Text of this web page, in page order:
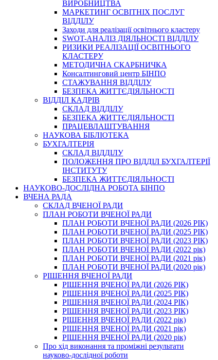
ВИРОБНИЦТВА
МАРКЕТИНГ ОСВІТНІХ ПОСЛУГ
ВІДДІЛУ
Заходи для реалізації освітнього кластеру
SWOT-АНАЛІЗ ДІЯЛЬНОСТІ ВІДДІЛУ
РИЗИКИ РЕАЛІЗАЦІЇ ОСВІТНЬОГО
КЛАСТЕРУ
МЕТОДИЧНА СКАРБНИЧКА
Консалтинговий центр БІНПО
СТАЖУВАННЯ ВІДДІЛУ
БЕЗПЕКА ЖИТТЄДІЯЛЬНОСТІ
ВІДДІЛ КАДРІВ
СКЛАД ВІДДІЛУ
БЕЗПЕКА ЖИТТЄДІЯЛЬНОСТІ
ПРАЦЕВЛАШТУВАННЯ
НАУКОВА БІБЛІОТЕКА
БУХГАЛТЕРІЯ
СКЛАД ВІДДІЛУ
ПОЛОЖЕННЯ ПРО ВІДДІЛ БУХГАЛТЕРІЇ
ІНСТИТУТУ
БЕЗПЕКА ЖИТТЄДІЯЛЬНОСТІ
НАУКОВО-ДОСЛІДНА РОБОТА БІНПО
ВЧЕНА РАДА
СКЛАД ВЧЕНОЇ РАДИ
ПЛАН РОБОТИ ВЧЕНОЇ РАДИ
ПЛАН РОБОТИ ВЧЕНОЇ РАДИ (2026 РІК)
ПЛАН РОБОТИ ВЧЕНОЇ РАДИ (2025 РІК)
ПЛАН РОБОТИ ВЧЕНОЇ РАДИ (2023 РІК)
ПЛАН РОБОТИ ВЧЕНОЇ РАДИ (2022 рік)
ПЛАН РОБОТИ ВЧЕНОЇ РАДИ (2021 рік)
ПЛАН РОБОТИ ВЧЕНОЇ РАДИ (2020 рік)
РІШЕННЯ ВЧЕНОЇ РАДИ
РІШЕННЯ ВЧЕНОЇ РАДИ (2026 РІК)
РІШЕННЯ ВЧЕНОЇ РАДИ (2025 РІК)
РІШЕННЯ ВЧЕНОЇ РАДИ (2024 РІК)
РІШЕННЯ ВЧЕНОЇ РАДИ (2023 РІК)
РІШЕННЯ ВЧЕНОЇ РАДИ (2022 рік)
РІШЕННЯ ВЧЕНОЇ РАДИ (2021 рік)
РІШЕННЯ ВЧЕНОЇ РАДИ (2020 рік)
Про хід виконання та проміжні результати
науково-дослідної роботи